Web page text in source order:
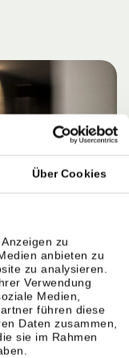
Über Cookies
zu
anbieten zu
zu analysieren.
Verwendung
Medien,
führen diese
Daten zusammen,
sie im Rahmen